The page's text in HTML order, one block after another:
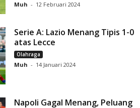
Muh - 12 Februari 2024
Serie A: Lazio Menang Tipis 1-0
atas Lecce
Olahraga
Muh - 14 Januari 2024
Napoli Gagal Menang, Peluang